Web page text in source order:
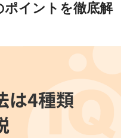
ポイントを徹底解